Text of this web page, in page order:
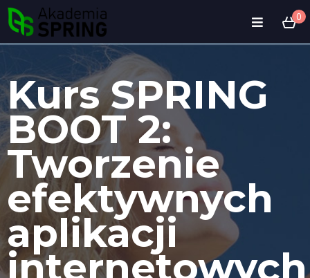
0
Kurs SPRING
BOOT 2:
Tworzenie
efektywnych
aplikacji
internetowych